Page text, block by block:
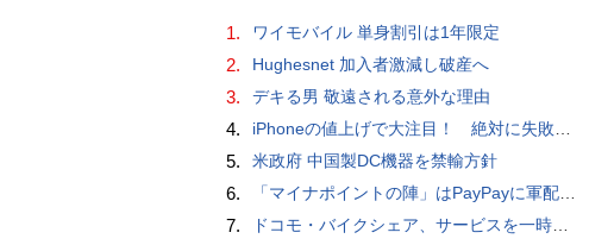
1. ワイモバイル 単身割引は1年限定
2. Hughesnet 加入者激減し破産へ
3. デキる男 敬遠される意外な理由
4. iPhoneの値上げで大注目！ 絶対に失敗しない「中古スマホ」の売り方＆買い方
5. 米政府 中国製DC機器を禁輸方針
6. 「マイナポイントの陣」はPayPayに軍配！ 燻製できちゃう鍋、グラスドームクッカー
7. ドコモ・バイクシェア、サービスを一時停止 不具合の復旧が見通せないため